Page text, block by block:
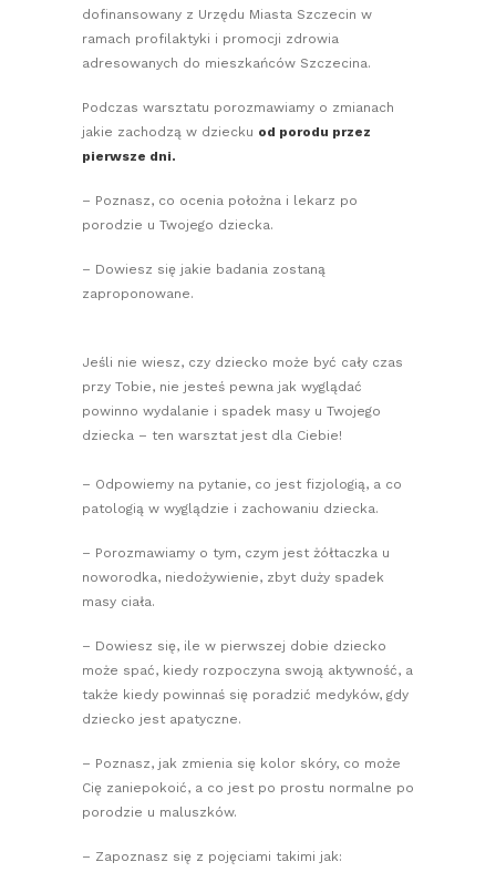
dofinansowany z Urzędu Miasta Szczecin w
ramach profilaktyki i promocji zdrowia
adresowanych do mieszkańców Szczecina.
Podczas warsztatu porozmawiamy o zmianach
jakie zachodzą w dziecku od porodu przez
pierwsze dni.
– Poznasz, co ocenia położna i lekarz po
porodzie u Twojego dziecka.
– Dowiesz się jakie badania zostaną
zaproponowane.
Jeśli nie wiesz, czy dziecko może być cały czas
przy Tobie, nie jesteś pewna jak wyglądać
powinno wydalanie i spadek masy u Twojego
dziecka – ten warsztat jest dla Ciebie!
– Odpowiemy na pytanie, co jest fizjologią, a co
patologią w wyglądzie i zachowaniu dziecka.
– Porozmawiamy o tym, czym jest żółtaczka u
noworodka, niedożywienie, zbyt duży spadek
masy ciała.
– Dowiesz się, ile w pierwszej dobie dziecko
może spać, kiedy rozpoczyna swoją aktywność, a
także kiedy powinnaś się poradzić medyków, gdy
dziecko jest apatyczne.
– Poznasz, jak zmienia się kolor skóry, co może
Cię zaniepokoić, a co jest po prostu normalne po
porodzie u maluszków.
– Zapoznasz się z pojęciami takimi jak: